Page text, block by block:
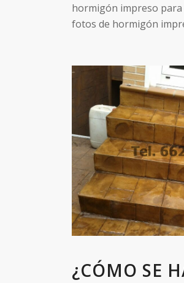
hormigón impreso
fotos de hormigón
¿CÓMO SE